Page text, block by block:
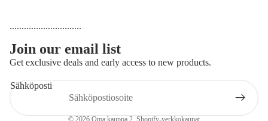
..............................
Join our email list
Get exclusive deals and early access to new products.
Sähköposti
© 2026 Oma kauppa 2, Shopify-verkkokaupat